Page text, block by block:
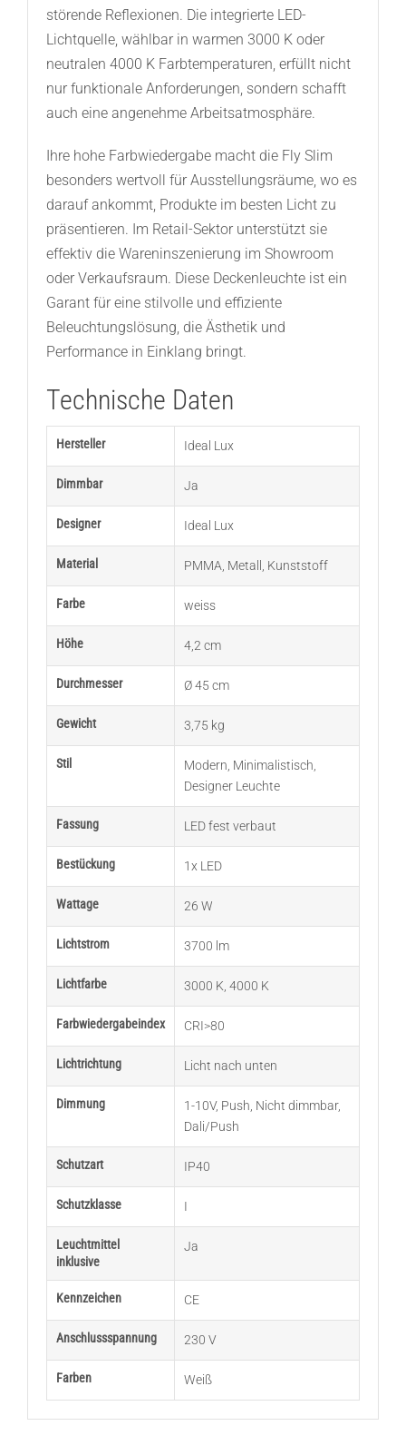
störende Reflexionen. Die integrierte LED-
Lichtquelle, wählbar in warmen 3000 K oder
neutralen 4000 K Farbtemperaturen, erfüllt nicht
nur funktionale Anforderungen, sondern schafft
auch eine angenehme Arbeitsatmosphäre.
Ihre hohe Farbwiedergabe macht die Fly Slim
besonders wertvoll für Ausstellungsräume, wo es
darauf ankommt, Produkte im besten Licht zu
präsentieren. Im Retail-Sektor unterstützt sie
effektiv die Wareninszenierung im Showroom
oder Verkaufsraum. Diese Deckenleuchte ist ein
Garant für eine stilvolle und effiziente
Beleuchtungslösung, die Ästhetik und
Performance in Einklang bringt.
Technische Daten
Hersteller Ideal Lux
Dimmbar Ja
Designer Ideal Lux
Material PMMA Metall Kunststoff
Farbe weiss
Höhe 4,2 cm
Durchmesser Ø 45 cm
Gewicht 3,75 kg
Stil Modern Minimalistisch
Designer Leuchte
Fassung LED fest verbaut
Bestückung 1x LED
Wattage 26 W
Lichtstrom 3700 lm
Lichtfarbe 3000 K 4000 K
Farbwiedergabeindex CRI>80
Lichtrichtung Licht nach unten
Dimmung 1-10V, Push Nicht dimmbar,
Dali/Push
Schutzart IP40
Schutzklasse I
Leuchtmittel
inklusive
Ja
Kennzeichen CE
Anschlussspannung 230 V
Farben Weiß